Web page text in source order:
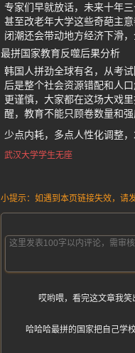
专家们早就放话，未来十年
甚至改老年大学这些奇葩主
闭潮还会带动地方经济下滑
最拼国家教育反噬后果分析
韩国人拼劲全球有名，从考
后是整个社会资源错配和人
更谨慎，大家都在这场大戏
醒，教育不能只顾卷数量和
少点内耗，多点人性化调整
武汉大学学生无座
小提示：如遇到本页链接失效，请
哎哟喂，看完这文章我笑
哈哈哈最拼的国家把自己学